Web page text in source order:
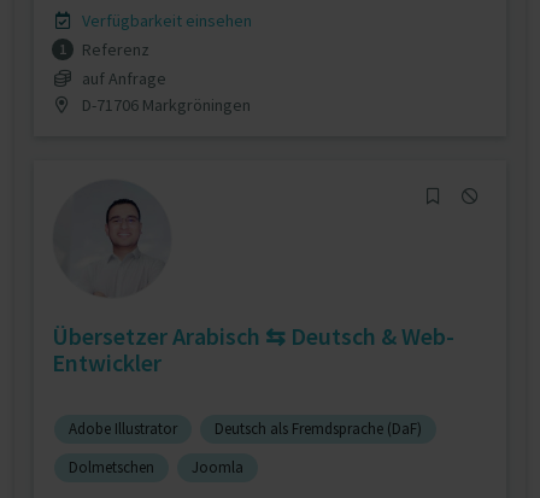
Verfügbarkeit einsehen
1
Referenz
auf Anfrage
D-71706 Markgröningen
Übersetzer Arabisch ⇆ Deutsch & Web-
Entwickler
Adobe Illustrator
Deutsch als Fremdsprache (DaF)
Dolmetschen
Joomla